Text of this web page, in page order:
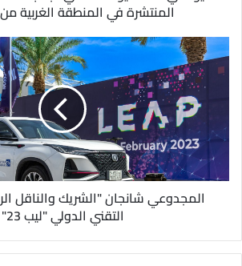
المنتشرة في المنطقة الغربية
المجدوعي شانجان "الشريك والناقل
التقني الدولي "ليب 23"